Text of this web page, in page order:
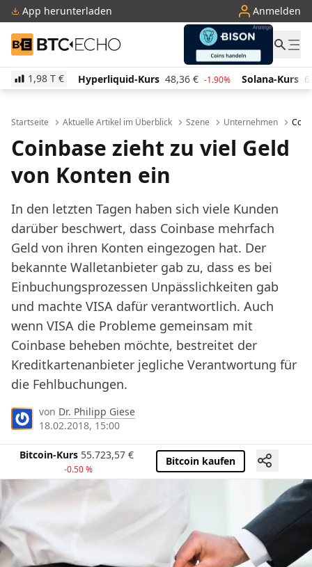
App herunterladen Anmelden
BTC-ECHO
1,98 T €
Kurs 48,36 € -1.90% Solana-Kurs 63,01 -2.20%
Startseite Aktuelle Artikel im Überblick Szene Unternehmen
Coinbase zieht zu viel Geld
von Konten ein
In den letzten Tagen haben sich viele Kunden
darüber beschwert, dass Coinbase mehrfach
Geld von ihren Konten eingezogen hat. Der
bekannte Walletanbieter gab zu, dass es bei
Einbuchungsprozessen Unpässlichkeiten gab
und machte VISA dafür verantwortlich. Auch
wenn VISA die Probleme gemeinsam mit
Coinbase beheben möchte, bestreitet der
Kreditkartenanbieter jegliche Verantwortung für
die Fehlbuchungen.
von Dr. Philipp Giese
18.02.2018, 15:00
Bitcoin-Kurs 55.723,57 €
-0.50 %
Bitcoin kaufen